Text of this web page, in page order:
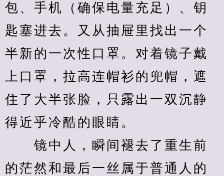
包、手机（确保电量充足）、钥
匙塞进去。又从抽屉里找出一个
半新的一次性口罩。对着镜子戴
上口罩，拉高连帽衫的兜帽，遮
住了大半张脸，只露出一双沉静
得近乎冷酷的眼睛。
镜中人，瞬间褪去了重生前
的茫然和最后一丝属于普通人的